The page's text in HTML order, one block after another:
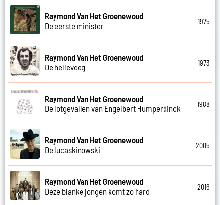
Raymond Van Het Groenewoud
De eerste minister
1975
Raymond Van Het Groenewoud
De helleveeg
1973
Raymond Van Het Groenewoud
De lotgevallen van Engelbert Humperdinck
1988
Raymond Van Het Groenewoud
De lucaskinowski
2005
Raymond Van Het Groenewoud
Deze blanke jongen komt zo hard
2016